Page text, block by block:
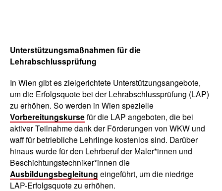
Unterstützungsmaßnahmen für die
Lehrabschlussprüfung
In Wien gibt es zielgerichtete Unterstützungsangebote,
um die Erfolgsquote bei der Lehrabschlussprüfung (LAP)
zu erhöhen. So werden in Wien spezielle
Vorbereitungskursefür die LAP angeboten, die bei
aktiver Teilnahme dank der Förderungen von WKW und
waff für betriebliche Lehrlinge kostenlos sind. Darüber
hinaus wurde für den Lehrberuf der Maler*innen und
Beschichtungstechniker*innen die
Ausbildungsbegleitung eingeführt, um die niedrige
LAP-Erfolgsquote zu erhöhen.